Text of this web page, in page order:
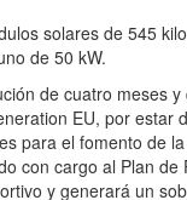
solares de 545
de 50 kW.
de cuatro meses
EU, por
para el fomento de
con cargo al Plan
y generará un